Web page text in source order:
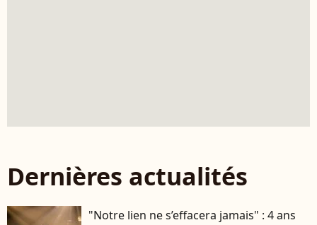
Dernières actualités
"Notre lien ne s’effacera jamais" : 4 ans